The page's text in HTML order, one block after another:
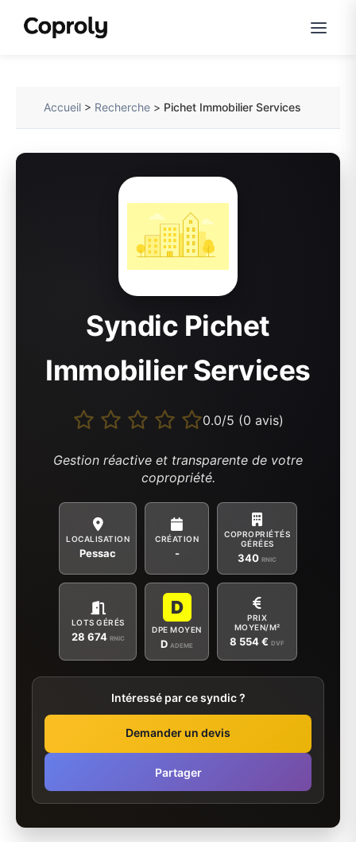
Accueil > Recherche > Pichet Immobilier Services
Syndic Pichet
Immobilier Services
0.0/5 (0 avis)
Gestion réactive et transparente de votre
copropriété.
LOCALISATION
Pessac
CRÉATION
-
COPROPRIÉTÉS
GÉRÉES
340 RNIC
LOTS GÉRÉS
28 674 RNIC
D
DPE MOYEN
D ADEME
PRIX
MOYEN/M²
8 554 € DVF
Intéressé par ce syndic ?
Demander un devis
Partager